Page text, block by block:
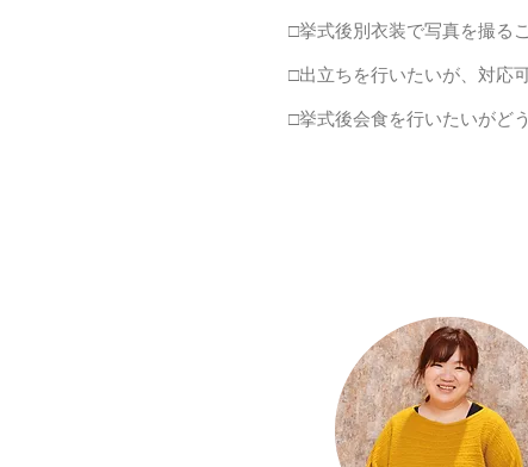
□挙式後別衣装で写真を撮る
□出立ちを行いたいが、対応
□挙式後会食を行いたいがど